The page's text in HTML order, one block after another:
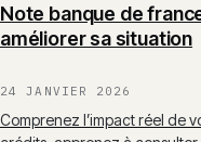
Note banque de
améliorer sa situation
24 JANVIER 2026
Comprenez l’impact réel de